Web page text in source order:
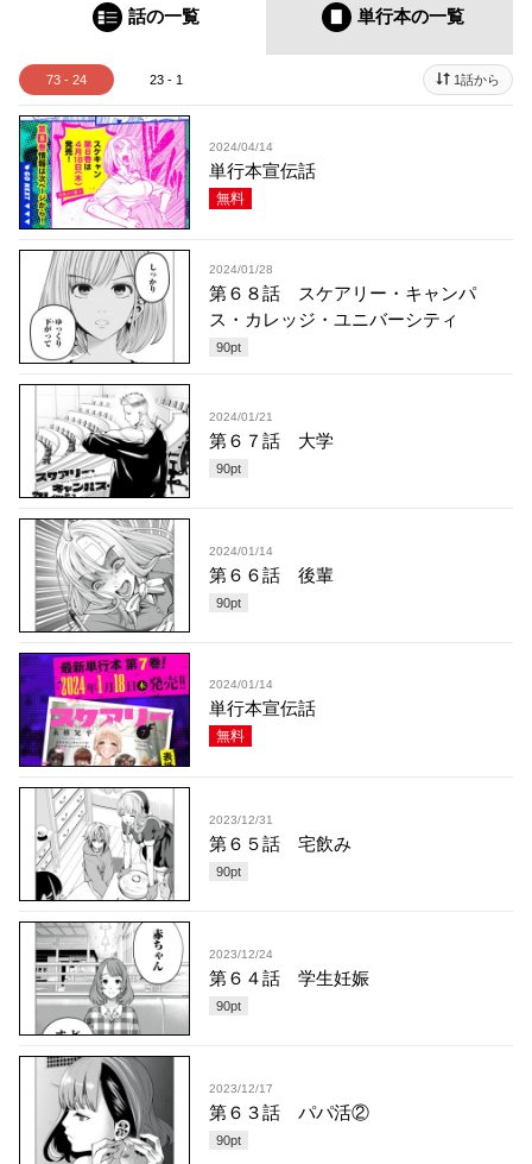
話の一覧 単行本の一覧
73 - 24 23 - 1 1話から
2024/04/14
単行本宣伝話
無料
2024/01/28
第６８話 スケアリー・キャンパ
ス・カレッジ・ユニバーシティ
90pt
2024/01/21
第６７話 大学
90pt
2024/01/14
第６６話 後輩
90pt
2024/01/14
単行本宣伝話
無料
2023/12/31
第６５話 宅飲み
90pt
2023/12/24
第６４話 学生妊娠
90pt
2023/12/17
第６３話 パパ活②
90pt